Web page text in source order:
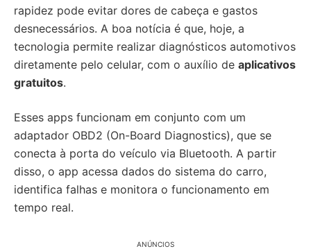
rapidez pode evitar dores de cabeça e gastos
desnecessários. A boa notícia é que, hoje, a
tecnologia permite realizar diagnósticos automotivos
diretamente pelo celular, com o auxílio de aplicativos
gratuitos.
Esses apps funcionam em conjunto com um
adaptador OBD2 (On-Board Diagnostics), que se
conecta à porta do veículo via Bluetooth. A partir
disso, o app acessa dados do sistema do carro,
identifica falhas e monitora o funcionamento em
tempo real.
ANÚNCIOS